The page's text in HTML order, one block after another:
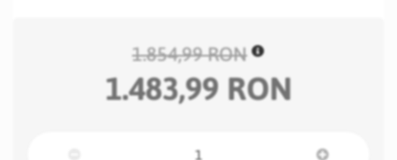
1.854,99 RON
1.483,99 RON